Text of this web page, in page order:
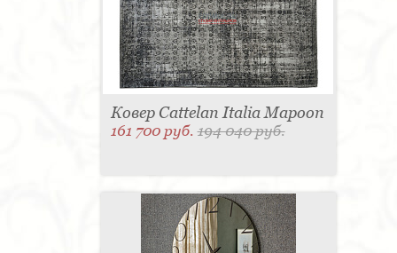
Ковер Cattelan Italia Mapoon
161 700 руб.194 040 руб.